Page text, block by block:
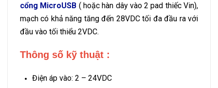
cổng MicroUSB ( hoặc hàn dây vào 2 pad thiếc Vin),
mạch có khả năng tăng đến 28VDC tối đa đầu ra với
đầu vào tối thiểu 2VDC.
Thông số kỹ thuật :
Điện áp vào: 2 – 24VDC